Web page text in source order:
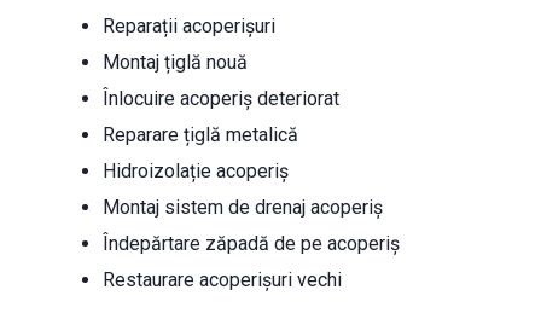
Reparații acoperișuri
Montaj țiglă nouă
Înlocuire acoperiș deteriorat
Reparare țiglă metalică
Hidroizolație acoperiș
Montaj sistem de drenaj acoperiș
Îndepărtare zăpadă de pe acoperiș
Restaurare acoperișuri vechi